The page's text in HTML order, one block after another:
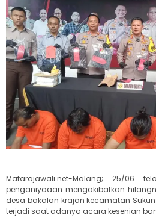
Matarajawali.net-Malang; 25/06
penganiyaaan mengakibatkan
desa bakalan krajan kecamatan
terjadi saat adanya acara kesenian